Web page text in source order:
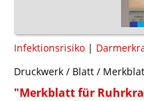
Infektionsrisiko |
Druckwerk / Blatt /
"Merkblatt für